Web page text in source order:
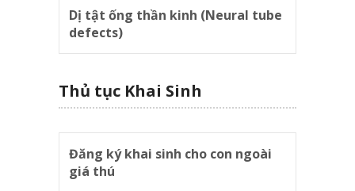
Dị tật ống thần kinh (Neural tube
defects)
Thủ tục Khai Sinh
Đăng ký khai sinh cho con ngoài
giá thú